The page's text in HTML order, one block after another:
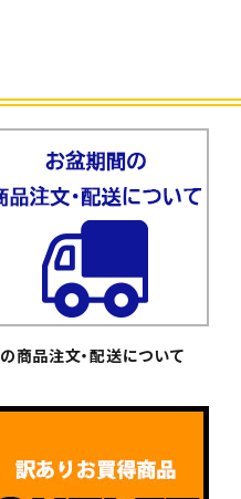
商品注文・配送について